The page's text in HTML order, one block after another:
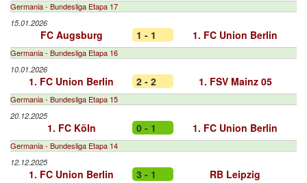
Germania - Bundesliga Etapa 17
15.01.2026
FC Augsburg 1 - 1 1. FC Union Berlin
Germania - Bundesliga Etapa 16
10.01.2026
1. FC Union Berlin 2 - 2 1. FSV Mainz 05
Germania - Bundesliga Etapa 15
20.12.2025
1. FC Köln 0 - 1 1. FC Union Berlin
Germania - Bundesliga Etapa 14
12.12.2025
1. FC Union Berlin 3 - 1 RB Leipzig